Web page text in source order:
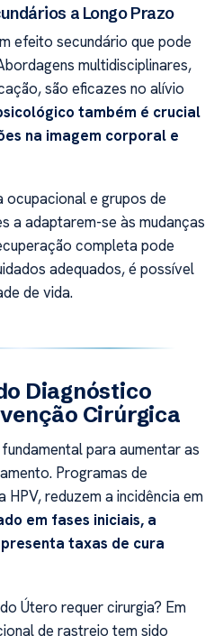
a Longo Prazo
efeito secundário que pode
multidisciplinares,
são eficazes no alívio
também é crucial
na imagem corporal e
e grupos de
a adaptarem-se às mudanças
completa pode
adequados, é possível
de vida.
Diagnóstico
Cirúrgica
para aumentar as
Programas de
reduzem a incidência em
em fases iniciais, a
taxas de cura
Útero requer cirurgia? Em
de rastreio tem sido